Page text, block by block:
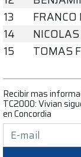
13
FRANCO
14
15
TOMAS
Recibir mas
TC2000: Vivian
en Concordia